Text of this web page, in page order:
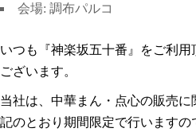
会場: 調布パルコ
いつも『神楽坂五十番』をご利用
ございます。
当社は、中華まん・点心の販売
記のとおり期間限定で行います